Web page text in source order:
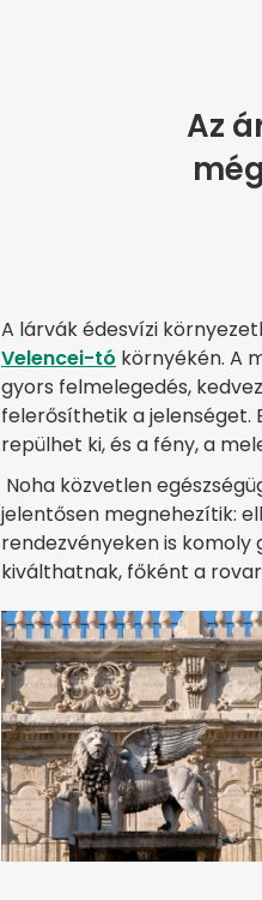
Az
A lárvák édesvízi
Velencei-tó környékén. A
gyors felmelegedés,
felerősíthetik a jelenséget.
repülhet ki, és a fény, a
Noha közvetlen
jelentősen megnehezítik:
rendezvényeken is komoly
kiválthatnak, főként a